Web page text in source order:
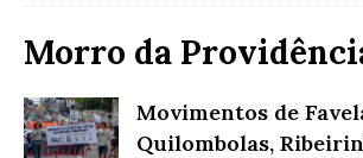
Morro da
Movimentos de
Quilombolas,